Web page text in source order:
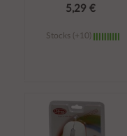
5,29 €
Stocks (+10)
carrito